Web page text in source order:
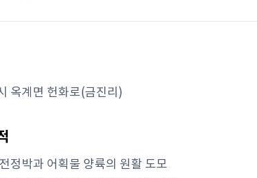
옥계면 헌화로(금진리)
정박과 어획물 양륙의 원활 도모